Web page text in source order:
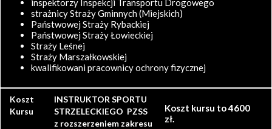
inspektorzy Inspekcji Transportu Drogowego
strażnicy Straży Gminnych (Miejskich)
Państwowej Straży Rybackiej
Państwowej Straży Łowieckiej
Straży Leśnej
Straży Marszałkowskiej
kwalifikowani pracownicy ochrony fizycznej
Koszt
Kursu
INSTRUKTOR SPORTU
STRZELECKIEGO PZSS
z rozszerzeniem zakresu
Koszt kursu to 4600
zł.